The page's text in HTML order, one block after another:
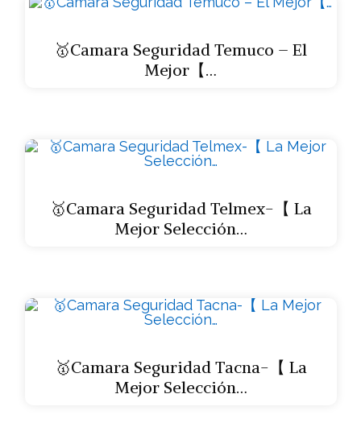
🥇Camara Seguridad Temuco – El
Mejor【…
🥇Camara Seguridad Telmex-【 La
Mejor Selección…
🥇Camara Seguridad Tacna-【 La
Mejor Selección…